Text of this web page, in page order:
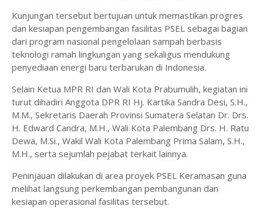
Kunjungan tersebut bertujuan untuk memastikan progres
dan kesiapan pengembangan fasilitas PSEL sebagai bagian
dari program nasional pengelolaan sampah berbasis
teknologi ramah lingkungan yang sekaligus mendukung
penyediaan energi baru terbarukan di Indonesia.
Selain Ketua MPR RI dan Wali Kota Prabumulih, kegiatan ini
turut dihadiri Anggota DPR RI Hj. Kartika Sandra Desi, S.H.,
M.M., Sekretaris Daerah Provinsi Sumatera Selatan Dr. Drs.
H. Edward Candra, M.H., Wali Kota Palembang Drs. H. Ratu
Dewa, M.Si., Wakil Wali Kota Palembang Prima Salam, S.H.,
M.H., serta sejumlah pejabat terkait lainnya.
Peninjauan dilakukan di area proyek PSEL Keramasan guna
melihat langsung perkembangan pembangunan dan
kesiapan operasional fasilitas tersebut.